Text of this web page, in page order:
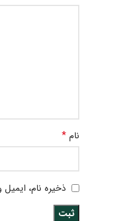
نام *
ذخیره نام،